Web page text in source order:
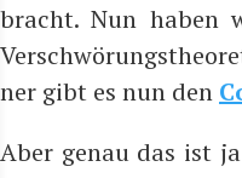
bracht. Nun haben
ner gibt es nun den
Aber genau das ist